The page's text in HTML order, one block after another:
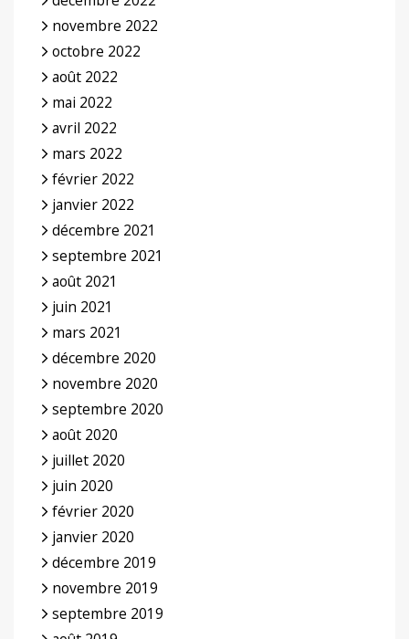
novembre 2022
octobre 2022
août 2022
mai 2022
avril 2022
mars 2022
février 2022
janvier 2022
décembre 2021
septembre 2021
août 2021
juin 2021
mars 2021
décembre 2020
novembre 2020
septembre 2020
août 2020
juillet 2020
juin 2020
février 2020
janvier 2020
décembre 2019
novembre 2019
septembre 2019